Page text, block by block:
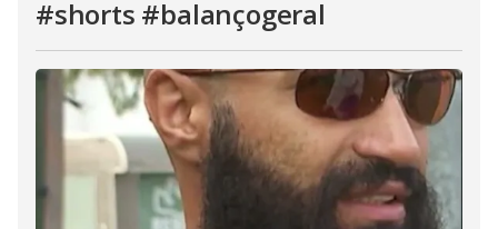
#shorts #balançogeral